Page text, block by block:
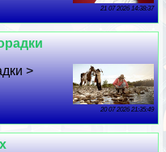
21 07 2026 14:38:37
>
20 07 2026 21:35:49